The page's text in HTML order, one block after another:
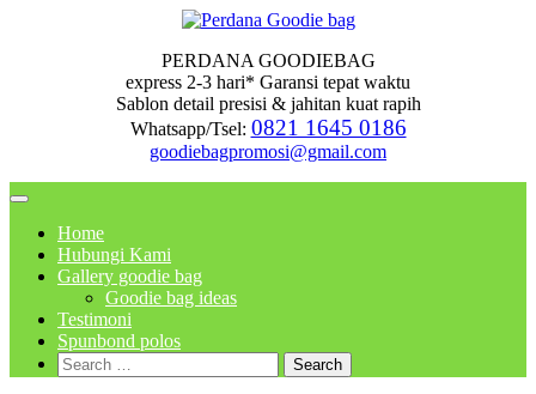
PERDANA GOODIEBAG
express 2-3 hari* Garansi tepat waktu
Sablon detail presisi & jahitan kuat rapih
Whatsapp/Tsel: 0821 1645 0186
goodiebagpromosi@gmail.com
Home
Hubungi Kami
Gallery goodie bag
Goodie bag ideas
Testimoni
Spunbond polos
Search
for: